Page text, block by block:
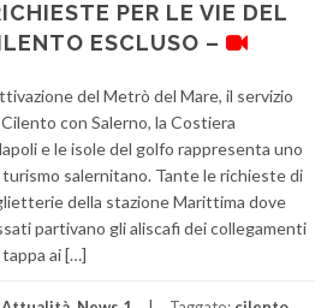
PER LE VIE DEL
ESCLUSO –
del Metrò del Mare, il servizio
con Salerno, la Costiera
e le isole del golfo rappresenta uno
turismo salernitano. Tante le richieste di
della stazione Marittima dove
partivano gli aliscafi dei collegamenti
ai […]